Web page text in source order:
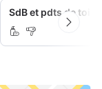
SdB et pdts de